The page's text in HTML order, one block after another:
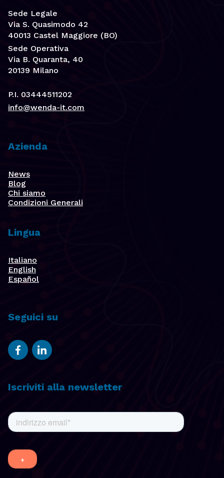
Sede Legale
Via S. Quasimodo 42
40013 Castel Maggiore (BO)
Sede Operativa
Via B. Quaranta, 40
20139 Milano
P.I. 03444511202
info@wenda-it.com
Azienda
News
Blog
Chi siamo
Condizioni Generali
Lingua
Italiano
English
Español
Seguici su
Iscriviti alla newsletter